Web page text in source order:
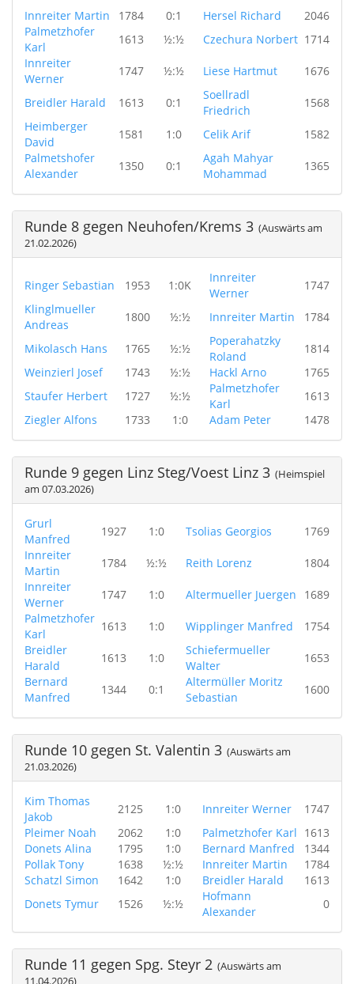
Innreiter Martin 1784 0:1 Hersel Richard
2046
Palmetzhofer
Karl
1613 ½:½ Czechura Norbert 1714
Innreiter
Werner
1747 ½:½ Liese Hartmut 1676
Breidler Harald 1613 0:1
Soellradl
Friedrich
1568
Heimberger
David
1581 1:0 Celik Arif
1582
Palmetshofer
Alexander
1350 0:1
Agah Mahyar
Mohammad
1365
Runde 8 gegen Neuhofen/Krems 3 (Auswärts am
21.02.2026)
Ringer Sebastian 1953 1:0K
Innreiter
Werner
1747
Klinglmueller
Andreas
1800 ½:½ Innreiter Martin 1784
Mikolasch Hans 1765 ½:½
Poperahatzky
Roland
1814
Weinzierl Josef
1743 ½:½ Hackl Arno
1765
Staufer Herbert
1727 ½:½
Palmetzhofer
Karl
1613
Ziegler Alfons
1733 1:0 Adam Peter 1478
Runde 9 gegen Linz Steg/Voest Linz 3 (Heimspiel
am 07.03.2026)
Grurl
Manfred
1927 1:0 Tsolias Georgios
1769
Innreiter
Martin
1784 ½:½ Reith Lorenz
1804
Innreiter
Werner
1747 1:0 Altermueller Juergen
1689
Palmetzhofer
Karl
1613 1:0 Wipplinger Manfred
1754
Breidler
Harald
1613 1:0
Schiefermueller
Walter
1653
Bernard
Manfred
1344 0:1
Altermüller Moritz
Sebastian
1600
Runde 10 gegen St. Valentin 3 (Auswärts am
21.03.2026)
Kim Thomas
Jakob
2125 1:0 Innreiter Werner
1747
Pleimer Noah
2062 1:0 Palmetzhofer Karl 1613
Donets Alina
1795 1:0 Bernard Manfred
1344
Pollak Tony
1638 ½:½ Innreiter Martin
1784
Schatzl Simon
1642 1:0 Breidler Harald
1613
Donets Tymur
1526 ½:½
Hofmann
Alexander
0
Runde 11 gegen Spg. Steyr 2 (Auswärts am
11.04.2026)